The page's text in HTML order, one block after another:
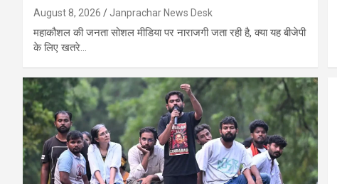
August 8, 2026 Janprachar News Desk
महाकौशल की जनता सोशल मीडिया पर नाराजगी जता रही है, क्या यह बीजेपी
के लिए खतरे…